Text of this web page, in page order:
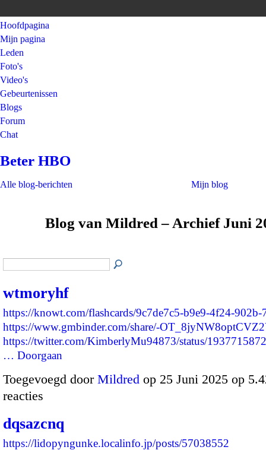
Hoofdpagina
Mijn pagina
Leden
Foto's
Video's
Gebeurtenissen
Blogs
Forum
Chat
Beter HBO
Alle blog-berichten Mijn blog
Blog van Mildred – Archief Juni
wtmoryhf
https://knowt.com/flashcards/9c7de7c5-b9e9-4f24-902b-
https://www.gmbinder.com/share/-
https://twitter.com/KimberlyMu94873/status/
… Doorgaan
Toegevoegd door Mildred op 25 Juni 2025 op
reacties
dqsazcnq
https://lidopyngunke.localinfo.jp/posts/57038552